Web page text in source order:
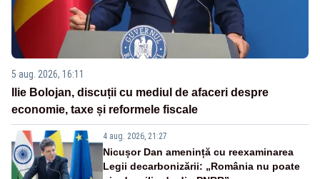
5 aug. 2026, 16:11
Ilie Bolojan, discuții cu mediul de afaceri despre
economie, taxe și reformele fiscale
4 aug. 2026, 21:27
Nicușor Dan amenință cu reexaminarea
Legii decarbonizării: „România nu poate